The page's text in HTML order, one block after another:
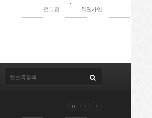
로그인 회원가입